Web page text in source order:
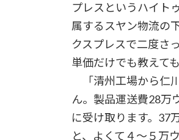
プレスというハイト
属するスヤン物流の
クスプレスで二度さ
単価だけでも教えて
「清州工場から仁
ん。製品運送費28万
に受け取ります。37
と、よくて４〜５万